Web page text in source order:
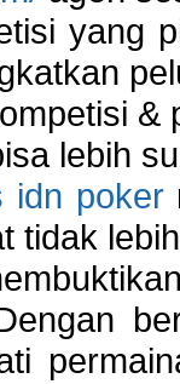
yang
lebih
idn poker
tidak